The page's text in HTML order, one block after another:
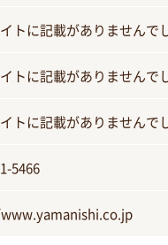
トに記載がありませんで
トに記載がありませんで
トに記載がありませんで
5466